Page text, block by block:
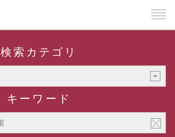
検索カテゴリ
キーワード